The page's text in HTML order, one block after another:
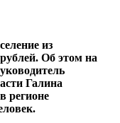
из
Об этом на
Галина
регионе